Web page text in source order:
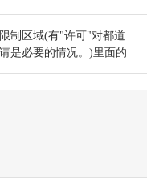
制区域(有"许可"对都道
是必要的情况。)里面的